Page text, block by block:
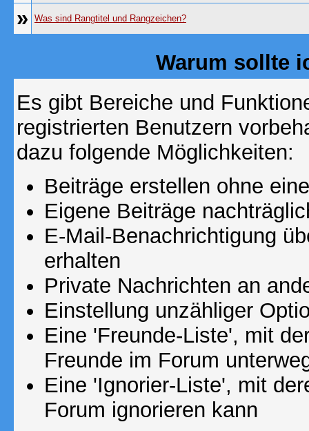
» Was sind Rangtitel und Rangzeichen?
Warum sollte
Es gibt Bereiche und
registrierten Benutzern
dazu folgende Möglichkeiten:
Beiträge erstellen ohne
Eigene Beiträge
E-Mail-Benachrichtigung
erhalten
Private Nachrichten an
Einstellung unzähliger
Eine 'Freunde-Liste', mit
Freunde im Forum
Eine 'Ignorier-Liste', mit
Forum ignorieren kann